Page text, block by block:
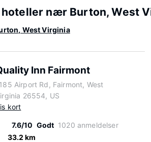
nær Burton, West
West Virginia
Inn Fairmont
Airport Rd, Fairmont, West
26554, US
kort
7.6/10 Godt 1020 anmeldelser
33.2 km